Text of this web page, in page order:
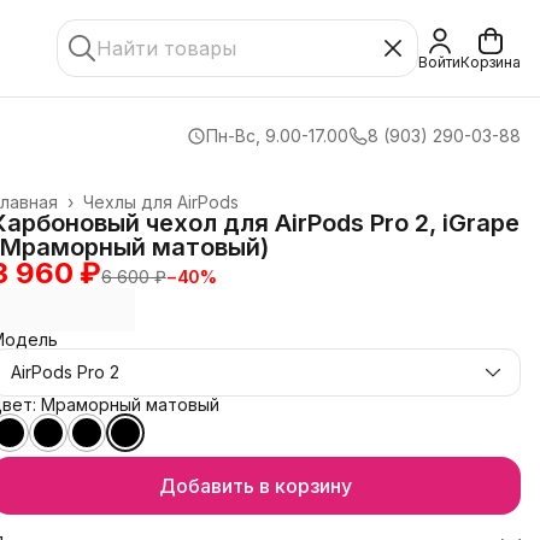
ВойтиКорзина
Пн-Вс, 9.00-17.00 8 (903) 290-03-88
Чехлы для AirPods
›
чехол для AirPods Pro 2, iGrape
матовый)
960 ₽6 600 ₽−40%
AirPods Pro 2
Мраморный матовый
Добавить в корзину